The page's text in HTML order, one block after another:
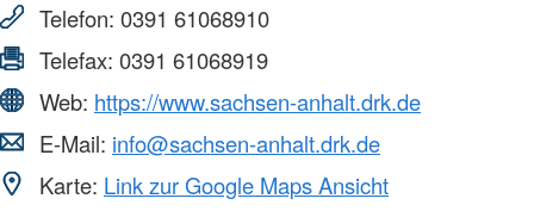
Telefon: 0391 61068910
Telefax: 0391 61068919
Web: https://www.sachsen-anhalt.drk.de
E-Mail: info@sachsen-anhalt.drk.de
Karte: Link zur Google Maps Ansicht